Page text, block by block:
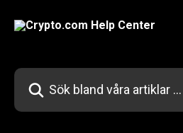
Sök bland våra artiklar …